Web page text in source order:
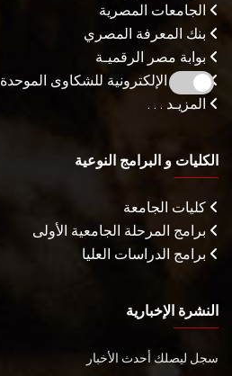
الجامعات المصرية
بنك المعرفة المصري
بوابة مصر الرقميـة
البوابة الإلكترونية للشكاوى الموحدة
المزيـد . . .
الكليات و البرامج النوعية
كليات الجامعة
برامج المرحلة الجامعية الأولى
برامج الدراسات العليا
النشرة الإخبارية
سجل ليصلك أحدث الأخبار